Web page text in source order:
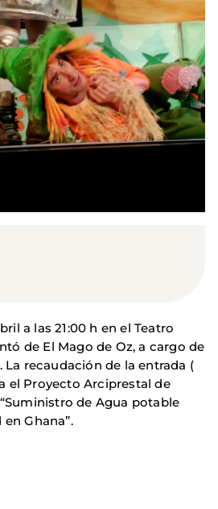
a las 21:00 h en el Teatro
de El Mago de Oz, a cargo de
La recaudación de la entrada (
el Proyecto Arciprestal de
de Agua potable
Ghana”.